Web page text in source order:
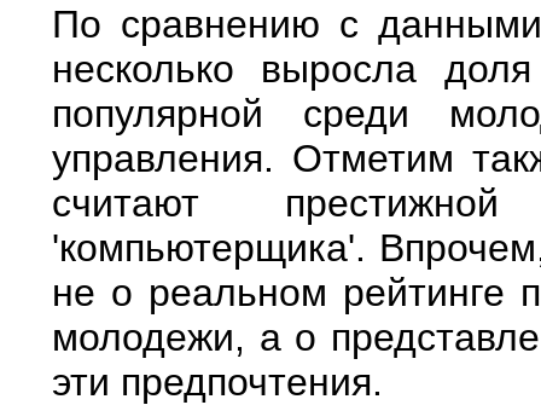
По сравнению с
несколько выросла
популярной среди
управления. Отметим
считают
'компьютерщика'.
не о реальном рейтинге
молодежи, а о
эти предпочтения.